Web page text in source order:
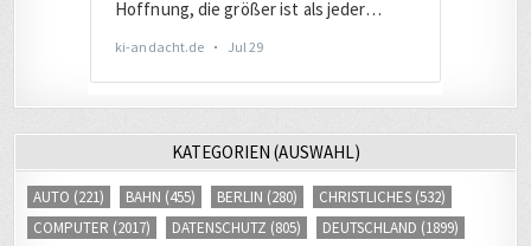
KATEGORIEN (AUSWAHL)
AUTO (221) BAHN (455) BERLIN (280) CHRISTLICHES (532)
COMPUTER (2017) DATENSCHUTZ (805) DEUTSCHLAND (1899)